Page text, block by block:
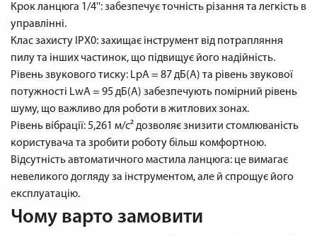
Крок ланцюга 1/4'': забезпечує точність різання та легкість в
управлінні.
Клас захисту IPX0: захищає інструмент від потрапляння
пилу та інших частинок, що підвищує його надійність.
Рівень звукового тиску: LpA = 87 дБ(А) та рівень звукової
потужності LwA = 95 дБ(А) забезпечують помірний рівень
шуму, що важливо для роботи в житлових зонах.
Рівень вібрації: 5,261 м/с² дозволяє знизити стомлюваність
користувача та зробити роботу більш комфортною.
Відсутність автоматичного мастила ланцюга: це вимагає
невеликого догляду за інструментом, але й спрощує його
експлуатацію.
Чому варто замовити